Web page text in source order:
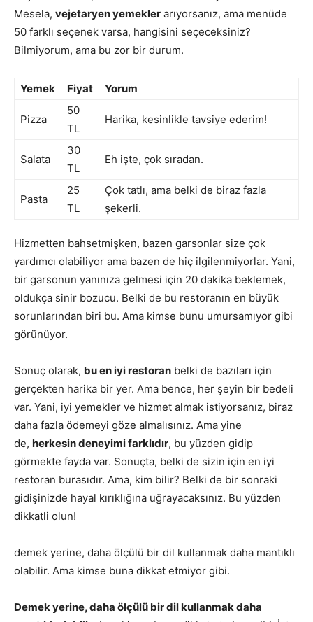
Mesela, vejetaryen yemekler arıyorsanız, ama menüde
50 farklı seçenek varsa, hangisini seçeceksiniz?
Bilmiyorum, ama bu zor bir durum.
Yemek Fiyat Yorum
Pizza
50
TL
Harika, kesinlikle tavsiye ederim!
Salata
30
TL
Eh işte, çok sıradan.
Pasta
25
TL
Çok tatlı, ama belki de biraz fazla
şekerli.
Hizmetten bahsetmişken, bazen garsonlar size çok
yardımcı olabiliyor ama bazen de hiç ilgilenmiyorlar. Yani,
bir garsonun yanınıza gelmesi için 20 dakika beklemek,
oldukça sinir bozucu. Belki de bu restoranın en büyük
sorunlarından biri bu. Ama kimse bunu umursamıyor gibi
görünüyor.
Sonuç olarak, bu en iyi restoran belki de bazıları için
gerçekten harika bir yer. Ama bence, her şeyin bir bedeli
var. Yani, iyi yemekler ve hizmet almak istiyorsanız, biraz
daha fazla ödemeyi göze almalısınız. Ama yine
de, herkesin deneyimi farklıdır, bu yüzden gidip
görmekte fayda var. Sonuçta, belki de sizin için en iyi
restoran burasıdır. Ama, kim bilir? Belki de bir sonraki
gidişinizde hayal kırıklığına uğrayacaksınız. Bu yüzden
dikkatli olun!
demek yerine, daha ölçülü bir dil kullanmak daha mantıklı
olabilir. Ama kimse buna dikkat etmiyor gibi.
Demek yerine, daha ölçülü bir dil kullanmak daha